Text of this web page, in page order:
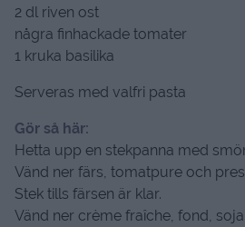
2 dl riven ost
några finhackade tomater
1 kruka basilika
Serveras med valfri pasta
Gör så här:
Hetta upp en stekpanna med
Vänd ner färs, tomatpure och
Stek tills färsen är klar.
Vänd ner crème fraîche, fond,